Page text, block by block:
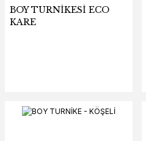
BOY TURNİKESİ ECO
KARE